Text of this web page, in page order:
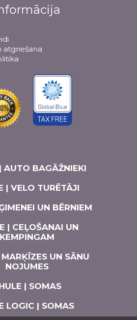
atgriešana
AUTO BAGĀŽNIEKI
| VELO TURĒTĀJI
UN BĒRNIEM
| CEĻOŠANAI UN
KEMPINGAM
UN SĀNU
NOJUMES
| SOMAS
LOGIC | SOMAS